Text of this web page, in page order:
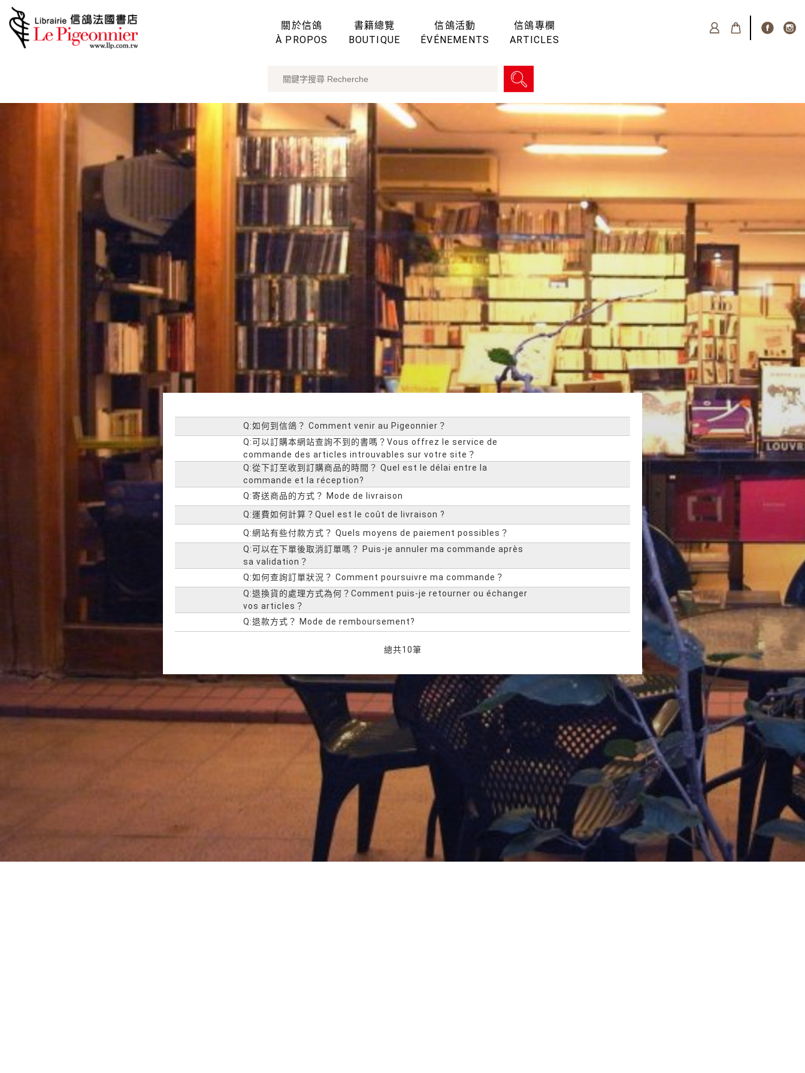
關於信鴿
À PROPOS
書籍總覽
BOUTIQUE
信鴿活動
ÉVÉNEMENTS
信鴿專欄
ARTICLES
Q:如何到信鴿？ Comment venir au Pigeonnier？
Q:可以訂購本網站查詢不到的書嗎？Vous offrez le service de
commande des articles introuvables sur votre site？
Q:從下訂至收到訂購商品的時間？ Quel est le délai entre la
commande et la réception?
Q:寄送商品的方式？ Mode de livraison
Q:運費如何計算？Quel est le coût de livraison ?
Q:網站有些付款方式？ Quels moyens de paiement possibles？
Q:可以在下單後取消訂單嗎？ Puis-je annuler ma commande après
sa validation？
Q:如何查詢訂單狀況？ Comment poursuivre ma commande？
Q:退換貨的處理方式為何？Comment puis-je retourner ou échanger
vos articles？
Q:退款方式？ Mode de remboursement?
總共10筆